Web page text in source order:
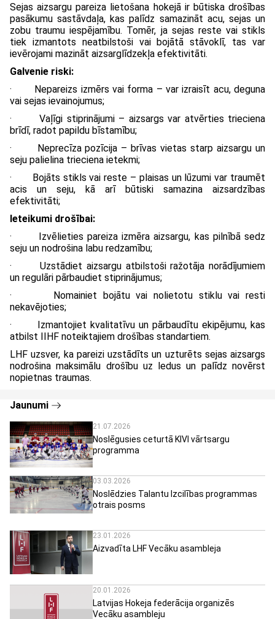
Sejas aizsargu pareiza lietošana hokejā ir būtiska drošības
pasākumu sastāvdaļa, kas palīdz samazināt acu, sejas un
zobu traumu iespējamību. Tomēr, ja sejas reste vai stikls
tiek izmantots neatbilstoši vai bojātā stāvoklī, tas var
ievērojami mazināt aizsarglīdzekļa efektivitāti.
Galvenie riski:
· Nepareizs izmērs vai forma – var izraisīt acu, deguna
vai sejas ievainojumus;
· Vaļīgi stiprinājumi – aizsargs var atvērties trieciena
brīdī, radot papildu bīstamību;
· Neprecīza pozīcija – brīvas vietas starp aizsargu un
seju palielina trieciena ietekmi;
· Bojāts stikls vai reste – plaisas un lūzumi var traumēt
acis un seju, kā arī būtiski samazina aizsardzības
efektivitāti;
Ieteikumi drošībai:
· Izvēlieties pareiza izmēra aizsargu, kas pilnībā sedz
seju un nodrošina labu redzamību;
· Uzstādiet aizsargu atbilstoši ražotāja norādījumiem
un regulāri pārbaudiet stiprinājumus;
· Nomainiet bojātu vai nolietotu stiklu vai resti
nekavējoties;
· Izmantojiet kvalitatīvu un pārbaudītu ekipējumu, kas
atbilst IIHF noteiktajiem drošības standartiem.
LHF uzsver, ka pareizi uzstādīts un uzturēts sejas aizsargs
nodrošina maksimālu drošību uz ledus un palīdz novērst
nopietnas traumas.
Jaunumi
21.07.2026
Noslēgusies ceturtā KIVI vārtsargu
programma
03.03.2026
Noslēdzies Talantu Izcilības programmas
otrais posms
23.01.2026
Aizvadīta LHF Vecāku asambleja
20.01.2026
Latvijas Hokeja federācija organizēs
Vecāku asambleju